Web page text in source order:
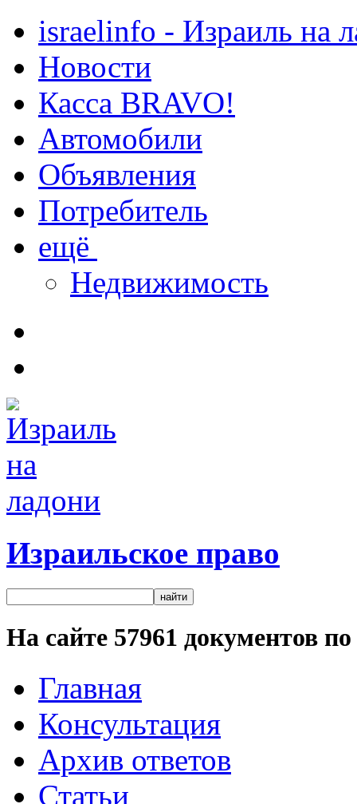
israelinfo - Израиль на
Новости
Касса BRAVO!
Автомобили
Объявления
Потребитель
ещё
Недвижимость
Израильское право
На сайте 57961 документов
Главная
Консультация
Архив ответов
Статьи